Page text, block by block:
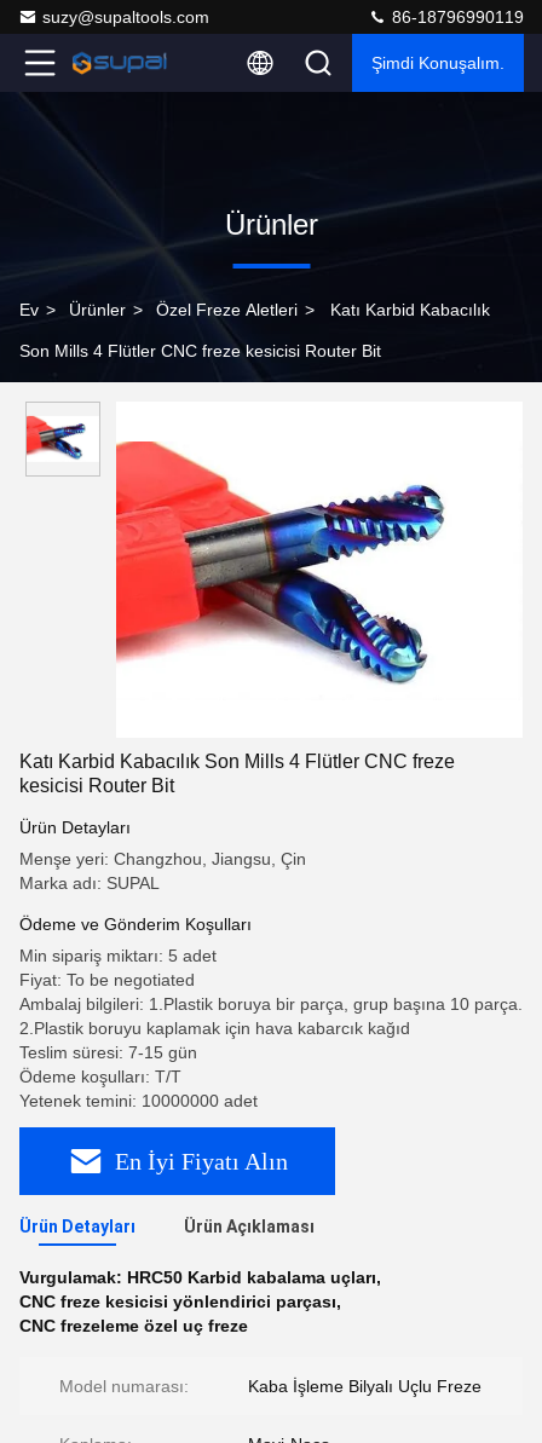
suzy@supaltools.com 86-18796990119
Şimdi Konuşalım.
Ürünler
Ev > Ürünler > Özel Freze Aletleri > Katı Karbid Kabacılık
Son Mills 4 Flütler CNC freze kesicisi Router Bit
Katı Karbid Kabacılık Son Mills 4 Flütler CNC freze
kesicisi Router Bit
Ürün Detayları
Menşe yeri: Changzhou, Jiangsu, Çin
Marka adı: SUPAL
Ödeme ve Gönderim Koşulları
Min sipariş miktarı: 5 adet
Fiyat: To be negotiated
Ambalaj bilgileri: 1.Plastik boruya bir parça, grup başına 10 parça.
2.Plastik boruyu kaplamak için hava kabarcık kağıd
Teslim süresi: 7-15 gün
Ödeme koşulları: T/T
Yetenek temini: 10000000 adet
En İyi Fiyatı Alın
Ürün Detayları Ürün Açıklaması
Vurgulamak: HRC50 Karbid kabalama uçları,
CNC freze kesicisi yönlendirici parçası,
CNC frezeleme özel uç freze
Model numarası: Kaba İşleme Bilyalı Uçlu Freze